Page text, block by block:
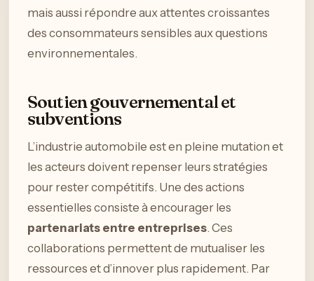
mais aussi répondre aux attentes croissantes
des consommateurs sensibles aux questions
environnementales.
Soutien gouvernemental et
subventions
L’industrie automobile est en pleine mutation et
les acteurs doivent repenser leurs stratégies
pour rester compétitifs. Une des actions
essentielles consiste à encourager les
partenariats entre entreprises. Ces
collaborations permettent de mutualiser les
ressources et d’innover plus rapidement. Par